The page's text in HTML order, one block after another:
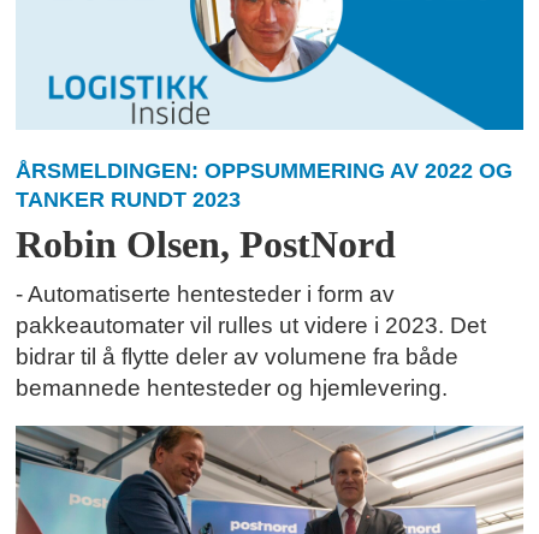
ÅRSMELDINGEN: OPPSUMMERING AV 2022 OG
TANKER RUNDT 2023
Robin Olsen, PostNord
- Automatiserte hentesteder i form av
pakkeautomater vil rulles ut videre i 2023. Det
bidrar til å flytte deler av volumene fra både
bemannede hentesteder og hjemlevering.